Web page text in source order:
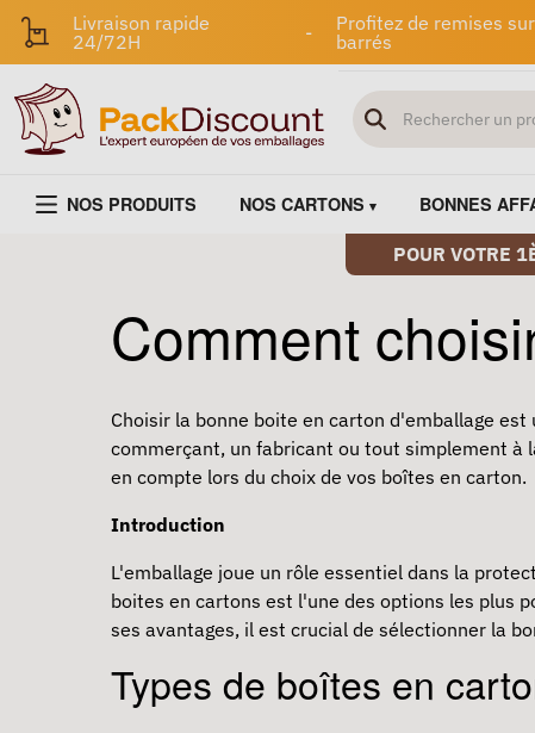
Livraison rapide
24/72H
-
Profitez de remises
barrés
NOS PRODUITS NOS CARTONS BONNES
POUR VOTRE
Comment
Choisir la bonne boite en carton d'emballage est
commerçant, un fabricant ou tout simplement à
en compte lors du choix de vos boîtes en carton.
Introduction
L'emballage joue un rôle essentiel dans la
boites en cartons est l'une des options les plus
ses avantages, il est crucial de sélectionner la
Types de boîtes en